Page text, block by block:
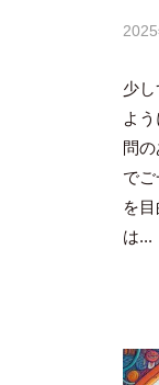
少
よ
問
で
を
は...